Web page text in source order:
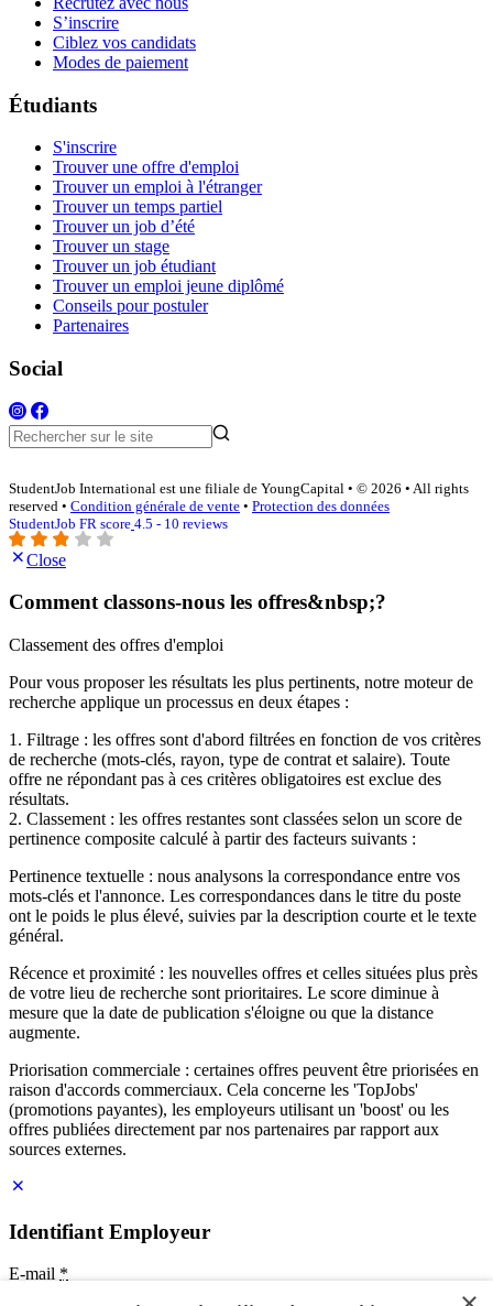
S’inscrire
Ciblez vos candidats
Modes de paiement
Étudiants
S'inscrire
Trouver une offre d'emploi
Trouver un emploi à l'étranger
Trouver un temps partiel
Trouver un job d’été
Trouver un stage
Trouver un job étudiant
Trouver un emploi jeune diplômé
Conseils pour postuler
Partenaires
Social
StudentJob International est une filiale de YoungCapital • © 2026 • All rights
reserved • Condition générale de vente • Protection des données
StudentJob FR score 4.5 - 10 reviews
Close
Comment classons-nous les offres&nbsp;?
Classement des offres d'emploi
Pour vous proposer les résultats les plus pertinents, notre moteur de
recherche applique un processus en deux étapes :
1. Filtrage : les offres sont d'abord filtrées en fonction de vos critères
de recherche (mots-clés, rayon, type de contrat et salaire). Toute
offre ne répondant pas à ces critères obligatoires est exclue des
résultats.
2. Classement : les offres restantes sont classées selon un score de
pertinence composite calculé à partir des facteurs suivants :
Pertinence textuelle : nous analysons la correspondance entre vos
mots-clés et l'annonce. Les correspondances dans le titre du poste
ont le poids le plus élevé, suivies par la description courte et le texte
général.
Récence et proximité : les nouvelles offres et celles situées plus près
de votre lieu de recherche sont prioritaires. Le score diminue à
mesure que la date de publication s'éloigne ou que la distance
augmente.
Priorisation commerciale : certaines offres peuvent être priorisées en
raison d'accords commerciaux. Cela concerne les 'TopJobs'
(promotions payantes), les employeurs utilisant un 'boost' ou les
offres publiées directement par nos partenaires par rapport aux
sources externes.
Identifiant Employeur
E-mail *